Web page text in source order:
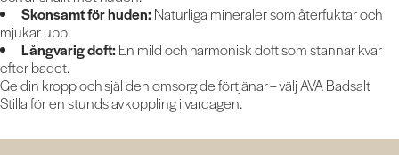
Skonsamt för huden:Naturliga mineraler som återfuktar och
mjukar upp.
Långvarig doft:En mild och harmonisk doft som stannar kvar
efter badet.
Ge din kropp och själ den omsorg de förtjänar – välj AVA Badsalt
Stilla för en stunds avkoppling i vardagen.